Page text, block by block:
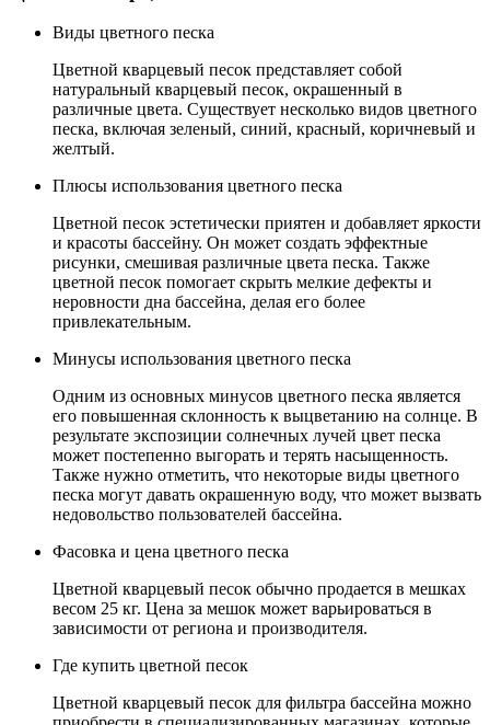
Виды цветного песка
Цветной кварцевый песок представляет собой
натуральный кварцевый песок, окрашенный в
различные цвета. Существует несколько видов цветного
песка, включая зеленый, синий, красный, коричневый и
желтый.
Плюсы использования цветного песка
Цветной песок эстетически приятен и добавляет яркости
и красоты бассейну. Он может создать эффектные
рисунки, смешивая различные цвета песка. Также
цветной песок помогает скрыть мелкие дефекты и
неровности дна бассейна, делая его более
привлекательным.
Минусы использования цветного песка
Одним из основных минусов цветного песка является
его повышенная склонность к выцветанию на солнце. В
результате экспозиции солнечных лучей цвет песка
может постепенно выгорать и терять насыщенность.
Также нужно отметить, что некоторые виды цветного
песка могут давать окрашенную воду, что может вызвать
недовольство пользователей бассейна.
Фасовка и цена цветного песка
Цветной кварцевый песок обычно продается в мешках
весом 25 кг. Цена за мешок может варьироваться в
зависимости от региона и производителя.
Где купить цветной песок
Цветной кварцевый песок для фильтра бассейна можно